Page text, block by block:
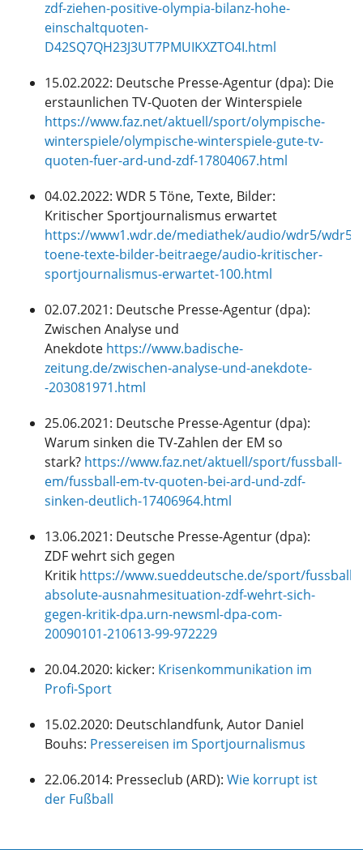
zdf-ziehen-positive-olympia-bilanz-hohe-
einschaltquoten-
D42SQ7QH23J3UT7PMUIKXZTO4I.html
15.02.2022: Deutsche Presse-Agentur (dpa): Die
erstaunlichen TV-Quoten der Winterspiele
https://www.faz.net/aktuell/sport/olympische-
winterspiele/olympische-winterspiele-gute-tv-
quoten-fuer-ard-und-zdf-17804067.html
04.02.2022: WDR 5 Töne, Texte, Bilder:
Kritischer Sportjournalismus erwartet
https://www1.wdr.de/mediathek/audio/wdr5/wdr5-
toene-texte-bilder-beitraege/audio-kritischer-
sportjournalismus-erwartet-100.html
02.07.2021: Deutsche Presse-Agentur (dpa):
Zwischen Analyse und
Anekdote https://www.badische-
zeitung.de/zwischen-analyse-und-anekdote-
-203081971.html
25.06.2021: Deutsche Presse-Agentur (dpa):
Warum sinken die TV-Zahlen der EM so
stark? https://www.faz.net/aktuell/sport/fussball-
em/fussball-em-tv-quoten-bei-ard-und-zdf-
sinken-deutlich-17406964.html
13.06.2021: Deutsche Presse-Agentur (dpa):
ZDF wehrt sich gegen
Kritik https://www.sueddeutsche.de/sport/fussball-
absolute-ausnahmesituation-zdf-wehrt-sich-
gegen-kritik-dpa.urn-newsml-dpa-com-
20090101-210613-99-972229
20.04.2020: kicker: Krisenkommunikation im
Profi-Sport
15.02.2020: Deutschlandfunk, Autor Daniel
Bouhs: Pressereisen im Sportjournalismus
22.06.2014: Presseclub (ARD): Wie korrupt ist
der Fußball